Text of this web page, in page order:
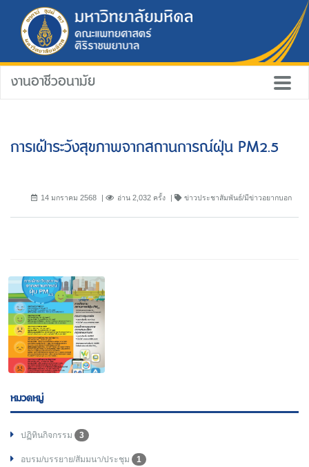
งานอาชีวอนามัย
การเฝ้าระวังสุขภาพจากสถานการณ์ฝุ่น PM2.5
14 มกราคม 2568 อ่าน 2,032 ครั้ง ข่าวประชาสัมพันธ์/มีข่าวอยากบอก
หมวดหมู่
ปฏิทินกิจกรรม 3
อบรม/บรรยาย/สัมมนา/ประชุม 1